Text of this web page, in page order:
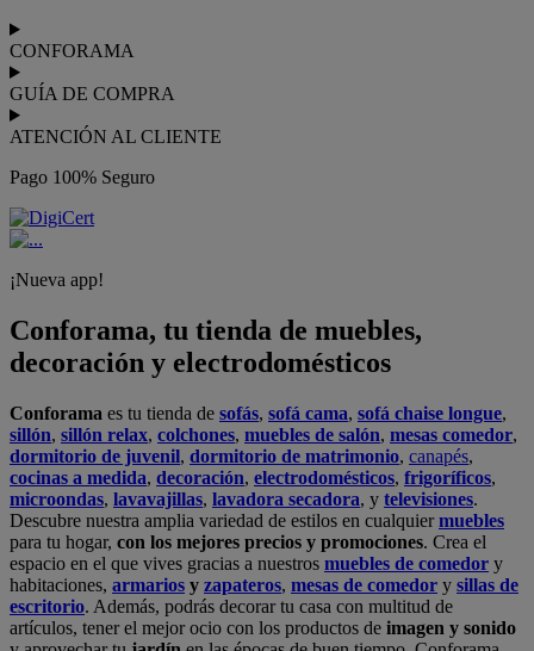
CONFORAMA
GUÍA DE COMPRA
ATENCIÓN AL CLIENTE
Pago 100% Seguro
¡Nueva app!
Conforama, tu tienda de muebles,
decoración y electrodomésticos
Conforama es tu tienda de sofás, sofá cama, sofá chaise longue,
sillón, sillón relax, colchones, muebles de salón, mesas comedor,
dormitorio de juvenil, dormitorio de matrimonio, canapés,
cocinas a medida, decoración, electrodomésticos, frigoríficos,
microondas, lavavajillas, lavadora secadora, y televisiones.
Descubre nuestra amplia variedad de estilos en cualquiermuebles
para tu hogar, con los mejores precios y promociones. Crea el
espacio en el que vives gracias a nuestros muebles de comedor y
habitaciones, armarios y zapateros, mesas de comedor y sillas de
escritorio. Además, podrás decorar tu casa con multitud de
artículos, tener el mejor ocio con los productos de imagen y sonido